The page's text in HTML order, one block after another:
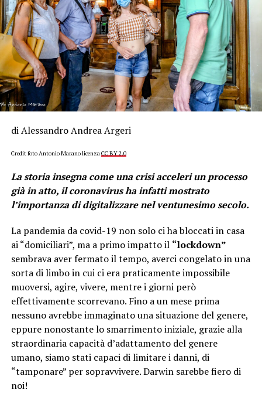
di Alessandro Andrea Argeri
Credit foto Antonio Marano licenzaCC BY 2.0
La storia insegna come una crisi acceleri un processo
già in atto, il coronavirus ha infatti mostrato
l’importanza di digitalizzare nel ventunesimo secolo.
La pandemia da covid-19 non solo ci ha bloccati in casa
ai “domiciliari”, ma a primo impatto il “lockdown”
sembrava aver fermato il tempo, averci congelato in una
sorta di limbo in cui ci era praticamente impossibile
muoversi, agire, vivere, mentre i giorni però
effettivamente scorrevano. Fino a un mese prima
nessuno avrebbe immaginato una situazione del genere,
eppure nonostante lo smarrimento iniziale, grazie alla
straordinaria capacità d’adattamento del genere
umano, siamo stati capaci di limitare i danni, di
“tamponare” per sopravvivere. Darwin sarebbe fiero di
noi!